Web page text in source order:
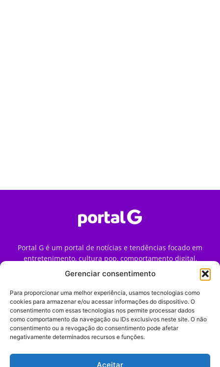
Gerenciar consentimento
Para proporcionar uma melhor experiência, usamos tecnologias como
cookies para armazenar e/ou acessar informações do dispositivo. O
consentimento com essas tecnologias nos permite processar dados
como comportamento da navegação ou IDs exclusivos neste site. O não
consentimento ou a revogação do consentimento pode afetar
negativamente determinados recursos e funções.
Aceitar
Portal G é um portal de notícias e tendências focado em
entretenimento, cultura pop, comportamento digital,
streaming, games e iniciativas de marca que impactam a
forma como o público vive e consome internet no Brasil.
Contato:contato@portalg.com.br